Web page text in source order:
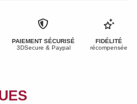
PAIEMENT SÉCURISÉ
3DSecure & Paypal
FIDÉLITÉ
récompensée